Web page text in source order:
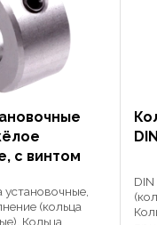
с винтом
установочные,
(кольца
Кольца